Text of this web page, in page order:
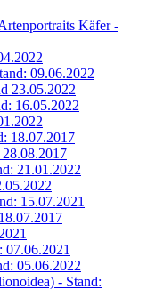
Käfer -
09.06.2022
23.05.2022
16.05.2022
18.07.2017
21.01.2022
15.07.2021
07.06.2021
05.06.2022
- Stand: